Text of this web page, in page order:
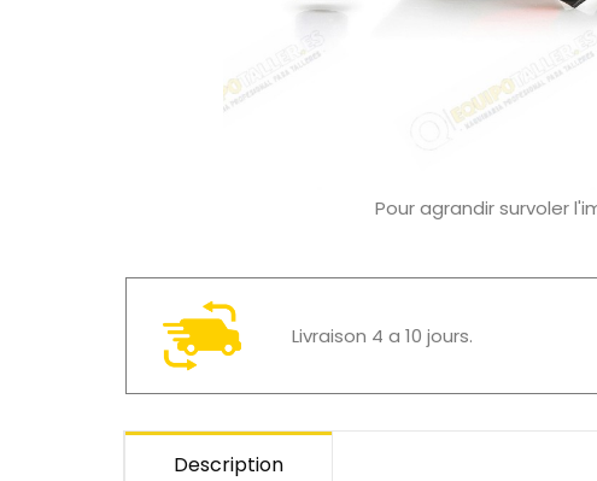
Pour agrandir survoler
Livraison 4 a 10 jours.
Description